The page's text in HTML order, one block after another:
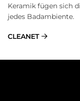
Keramik fügen sich
jedes Badambiente.
CLEANET